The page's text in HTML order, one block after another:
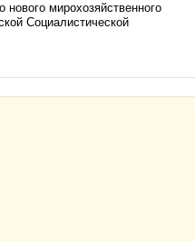
мирохозяйственного
Социалистической